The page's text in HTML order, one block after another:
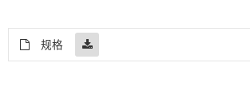
规格